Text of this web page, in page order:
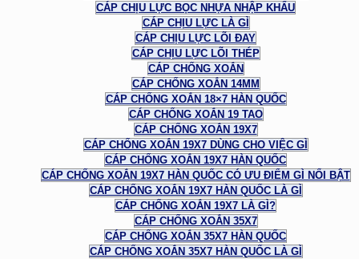
CÁP CHỊU LỰC BỌC NHỰA NHẬP KHẨU
CÁP CHỊU LỰC LÀ GÌ
CÁP CHỊU LỰC LÕI ĐAY
CÁP CHỊU LỰC LÕI THÉP
CÁP CHỐNG XOẮN
CÁP CHỐNG XOẮN 14MM
CÁP CHỐNG XOẮN 18×7 HÀN QUỐC
CÁP CHỐNG XOẮN 19 TAO
CÁP CHỐNG XOẮN 19X7
CÁP CHỐNG XOẮN 19X7 DÙNG CHO VIỆC GÌ
CÁP CHỐNG XOẮN 19X7 HÀN QUỐC
CÁP CHỐNG XOẮN 19X7 HÀN QUỐC CÓ ƯU ĐIỂM GÌ NỔI BẬT
CÁP CHỐNG XOẮN 19X7 HÀN QUỐC LÀ GÌ
CÁP CHỐNG XOẮN 19X7 LÀ GÌ?
CÁP CHỐNG XOẮN 35X7
CÁP CHỐNG XOẮN 35X7 HÀN QUỐC
CÁP CHỐNG XOẮN 35X7 HÀN QUỐC LÀ GÌ